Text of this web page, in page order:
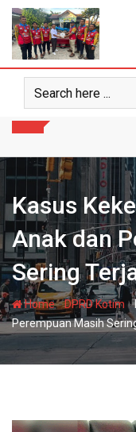
Skip
content
Kasus
Anak dan
Sering
Home-DPRD Kotim -
Perempuan Masih